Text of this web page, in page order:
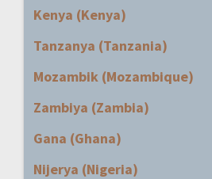
Kenya (Kenya)
Tanzanya (Tanzania)
Mozambik (Mozambique)
Zambiya (Zambia)
Gana (Ghana)
Nijerya (Nigeria)